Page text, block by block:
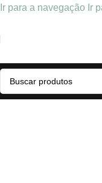
Ir para a navegação Ir